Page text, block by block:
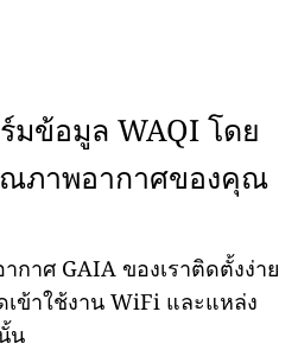
ข้อมูล WAQI โดย
ภาพอากาศของคุณ
กาศ GAIA ของเราติดตั้งง่าย
ข้าใช้งาน WiFi และแหล่ง
น